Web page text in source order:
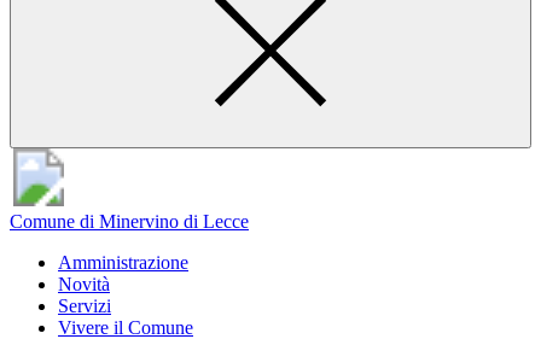
Comune di Minervino di Lecce
Amministrazione
Novità
Servizi
Vivere il Comune